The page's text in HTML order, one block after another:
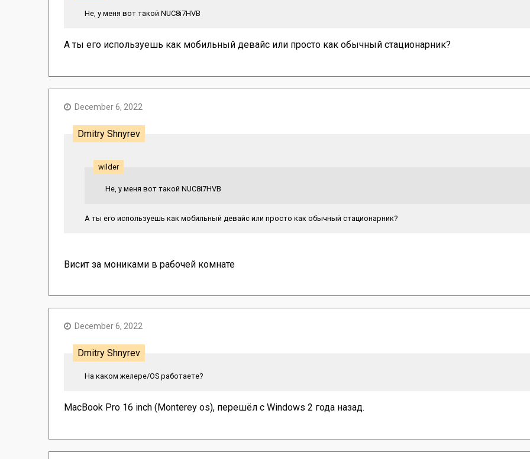
Не, у меня вот такой NUC8i7HVB
А ты его используешь как мобильный девайс или просто как обычный стационарник?
December 6, 2022
Dmitry Shnyrev
wilder
Не, у меня вот такой NUC8i7HVB
А ты его используешь как мобильный девайс или просто как обычный стационарник?
Висит за мониками в рабочей комнате
December 6, 2022
Dmitry Shnyrev
На каком желеpе/OS работаете?
MacBook Pro 16 inch (Monterey os), перешёл с Windows 2 года назад.